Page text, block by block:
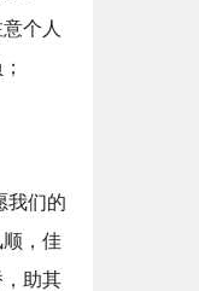
个人
我们的
，佳
助其